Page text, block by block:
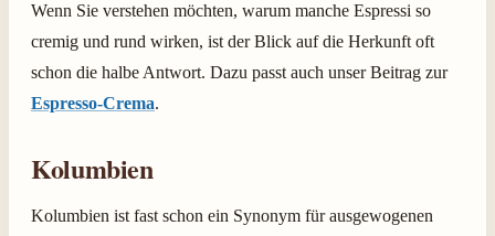
Wenn Sie verstehen möchten, warum manche Espressi so
cremig und rund wirken, ist der Blick auf die Herkunft oft
schon die halbe Antwort. Dazu passt auch unser Beitrag zur
Espresso-Crema.
Kolumbien
Kolumbien ist fast schon ein Synonym für ausgewogenen